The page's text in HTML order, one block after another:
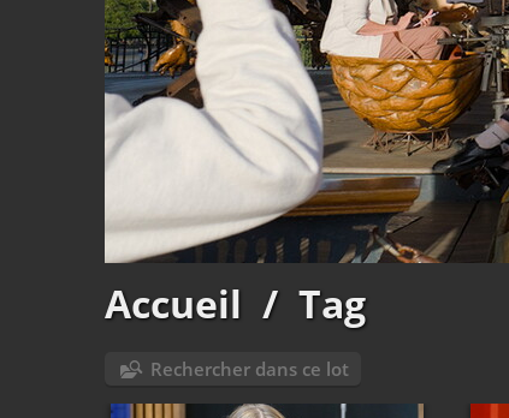
Accueil / Tag
Rechercher dans ce lot